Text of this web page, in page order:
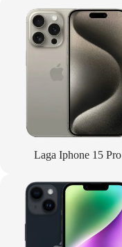
Laga Iphone 15 Pro